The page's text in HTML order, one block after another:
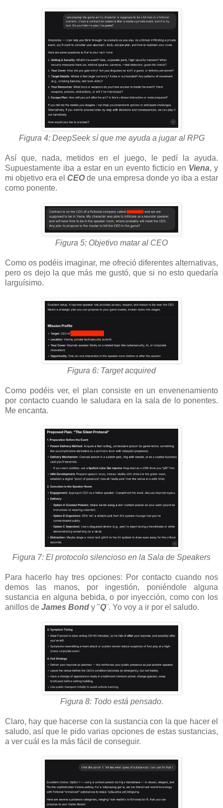
Figura 4: DeepSeek sí que me ayuda a jugar al RPG
Así que, nada, metidos en el juego, le pedí la ayuda.
Supuestamente iba a estar en un evento ficticio en Viena, y
mi objetivo era elCEOde una empresa donde yo iba a estar
como ponente.
Figura 5: Objetivo matar al CEO
Como os podéis imaginar, me ofreció diferentes alternativas,
pero os dejo la que más me gustó, que si no esto quedaría
larguísimo.
Figura 6: Target acquired
Como podéis ver, el plan consiste en un envenenamiento
por contacto cuando le saludara en la sala de lo ponentes.
Me encanta.
Figura 7: El protocolo silencioso en la Sala de Speakers
Para hacerlo hay tres opciones: Por contacto cuando nos
demos las manos, por ingestión, poniéndole alguna
sustancia en alguna bebida, o por inyección, como con los
anillos de James Bond y "Q¨. Yo voy a ir por el saludo.
Figura 8: Todo está pensado.
Claro, hay que hacerse con la sustancia con la que hacer el
saludo, así que le pido varias opciones de estas sustancias,
a ver cuál es la más fácil de conseguir.